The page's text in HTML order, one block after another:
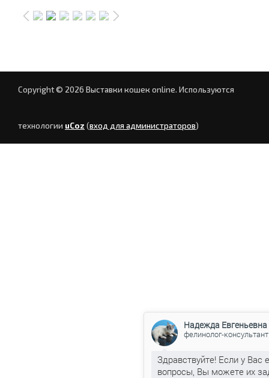
Copyright © 2026 Выставки кошек online. Используются
технологии uCoz (вход для администраторов)
Надежда Евгеньевна
фелинолог-консультант
Здравствуйте! Если у Вас
вопросы, Вы можете их